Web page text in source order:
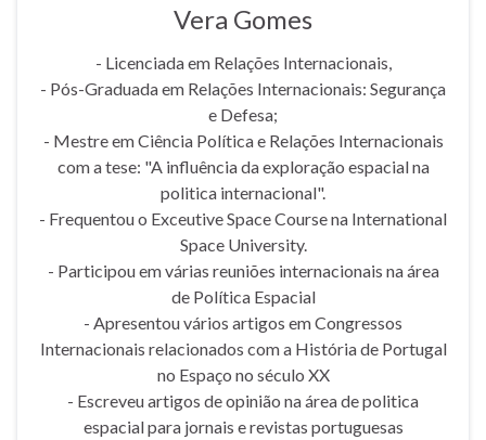
Vera Gomes
- Licenciada em Relações Internacionais,
- Pós-Graduada em Relações Internacionais: Segurança
e Defesa;
- Mestre em Ciência Política e Relações Internacionais
com a tese: "A influência da exploração espacial na
politica internacional".
- Frequentou o Exceutive Space Course na International
Space University.
- Participou em várias reuniões internacionais na área
de Política Espacial
- Apresentou vários artigos em Congressos
Internacionais relacionados com a História de Portugal
no Espaço no século XX
- Escreveu artigos de opinião na área de politica
espacial para jornais e revistas portuguesas